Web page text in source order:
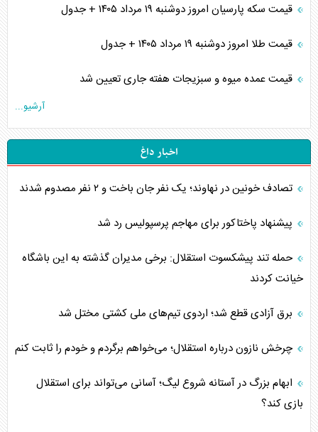
قیمت سکه پارسیان امروز دوشنبه ۱۹ مرداد ۱۴۰۵ + جدول
قیمت طلا امروز دوشنبه ۱۹ مرداد ۱۴۰۵ + جدول
قیمت عمده میوه و سبزیجات هفته جاری تعیین شد
آرشیو...
اخبار داغ
تصادف خونین در نهاوند؛ یک نفر جان باخت و ۲ نفر مصدوم شدند
پیشنهاد پاختاکور برای مهاجم پرسپولیس رد شد
حمله تند پیشکسوت استقلال: برخی مدیران گذشته به این باشگاه
خیانت کردند
برق آزادی قطع شد؛ اردوی تیم‌های ملی کشتی مختل شد
چرخش نازون درباره استقلال؛ می‌خواهم برگردم و خودم را ثابت کنم
ابهام بزرگ در آستانه شروع لیگ؛ آسانی می‌تواند برای استقلال
بازی کند؟